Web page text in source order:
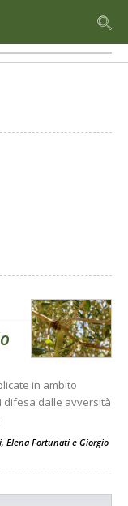
in ambito
difesa dalle avversità
, Elena Fortunati e Giorgio